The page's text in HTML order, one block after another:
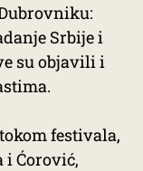
Srbije i
su objavili i
festivala,
i Ćorović,